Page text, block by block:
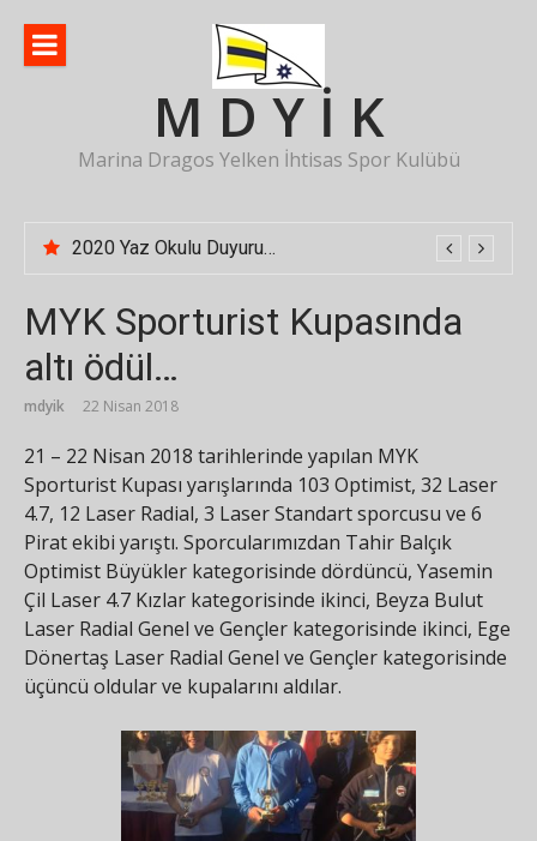
M D Y İ K
Marina Dragos Yelken İhtisas Spor Kulübü
2020 Yaz Okulu Duyurusu
MYK Sporturist Kupasında
altı ödül…
mdyik 22 Nisan 2018
21 – 22 Nisan 2018 tarihlerinde yapılan MYK
Sporturist Kupası yarışlarında 103 Optimist, 32 Laser
4.7, 12 Laser Radial, 3 Laser Standart sporcusu ve 6
Pirat ekibi yarıştı. Sporcularımızdan Tahir Balçık
Optimist Büyükler kategorisinde dördüncü, Yasemin
Çil Laser 4.7 Kızlar kategorisinde ikinci, Beyza Bulut
Laser Radial Genel ve Gençler kategorisinde ikinci, Ege
Dönertaş Laser Radial Genel ve Gençler kategorisinde
üçüncü oldular ve kupalarını aldılar.